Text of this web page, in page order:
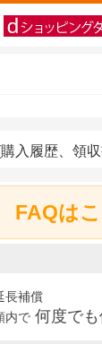
入履歴、領
FAQは
長補償
内で 何度で